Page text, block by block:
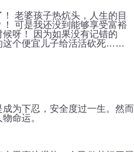
老婆孩子热炕头，人生的目
可是我还没到能够享受富裕
呀！ 因为如果没有记错的
这个便宜儿子给活活砍死……
为下忍，安全度过一生。然而
命运。